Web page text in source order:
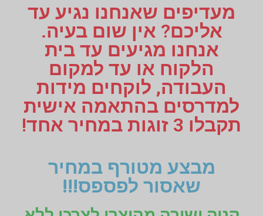
מעדיפים שאנחנו נגיע עד
אליכם? אין שום בעיה.
אנחנו מגיעים עד בית
הלקוח או עד למקום
העבודה, לוקחים מידות
למדרסים בהתאמה אישית
תקבלו 3 זוגות במחיר אחד!
מבצע מטורף במחיר
שאסור לפספס!!!